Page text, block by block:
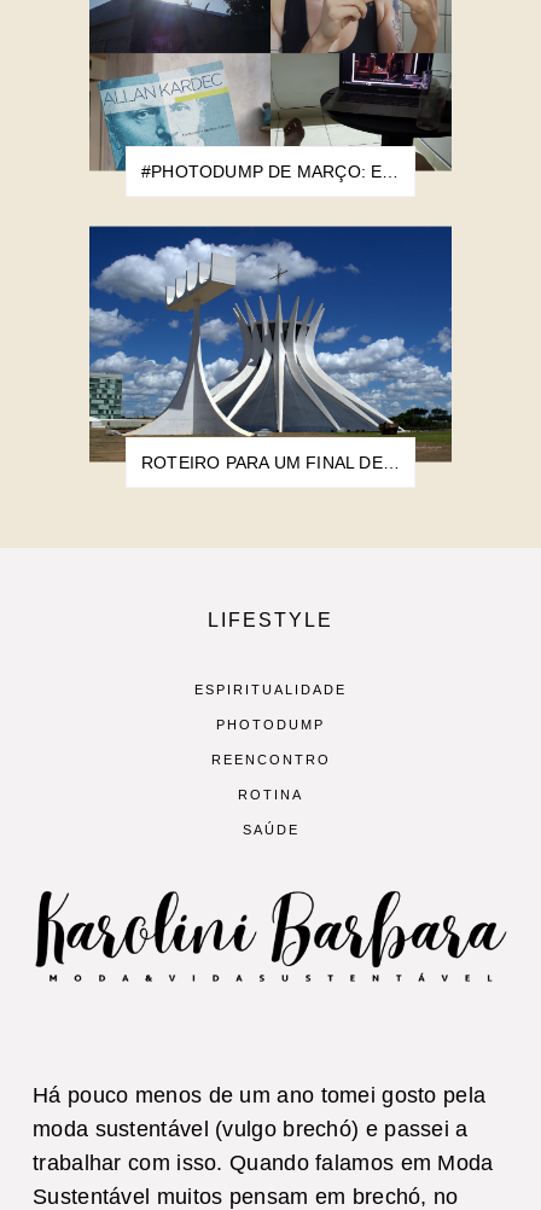
ROTEIRO PARA UM FINAL DE SEMANA EM BRASÍLIA
LIFESTYLE
ESPIRITUALIDADE
PHOTODUMP
REENCONTRO
ROTINA
SAÚDE
Há pouco menos de um ano tomei gosto pela
moda sustentável (vulgo brechó) e passei a
trabalhar com isso. Quando falamos em Moda
Sustentável muitos pensam em brechó, no